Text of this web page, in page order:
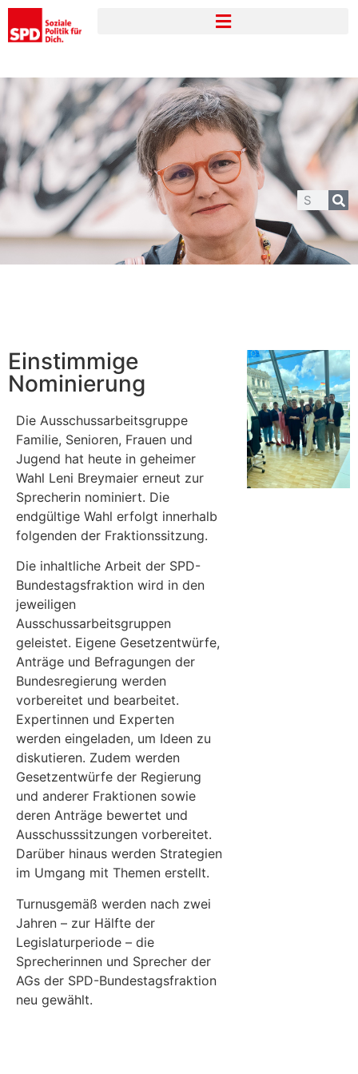
Einstimmige
Nominierung
Die Ausschussarbeitsgruppe
Familie, Senioren, Frauen und
Jugend hat heute in geheimer
Wahl Leni Breymaier erneut zur
Sprecherin nominiert. Die
endgültige Wahl erfolgt innerhalb
folgenden der Fraktionssitzung.
Die inhaltliche Arbeit der SPD-
Bundestagsfraktion wird in den
jeweiligen
Ausschussarbeitsgruppen
geleistet. Eigene Gesetzentwürfe,
Anträge und Befragungen der
Bundesregierung werden
vorbereitet und bearbeitet.
Expertinnen und Experten
werden eingeladen, um Ideen zu
diskutieren. Zudem werden
Gesetzentwürfe der Regierung
und anderer Fraktionen sowie
deren Anträge bewertet und
Ausschusssitzungen vorbereitet.
Darüber hinaus werden Strategien
im Umgang mit Themen erstellt.
Turnusgemäß werden nach zwei
Jahren – zur Hälfte der
Legislaturperiode – die
Sprecherinnen und Sprecher der
AGs der SPD-Bundestagsfraktion
neu gewählt.